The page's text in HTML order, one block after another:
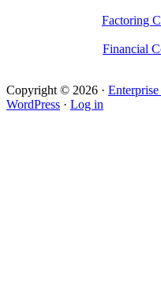
Factoring
Financial
Copyright © 2026 ·
WordPress · Log in